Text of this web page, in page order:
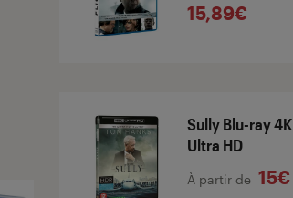
15,89€
Sully Blu-ray 4K
Ultra HD
À partir de 15€